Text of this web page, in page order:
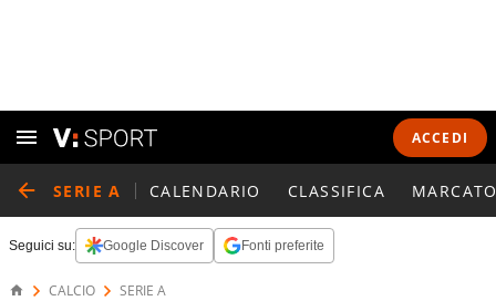
ACCEDI
SERIE A CALENDARIO CLASSIFICA
Seguici su: Google Discover Fonti preferite
CALCIO SERIE A